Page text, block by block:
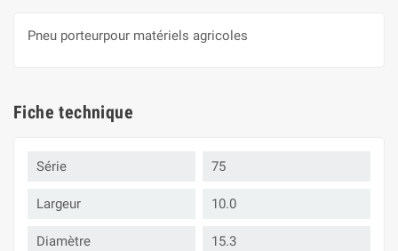
Pneu porteurpour matériels agricoles
Fiche technique
Série 75
Largeur 10.0
Diamètre 15.3